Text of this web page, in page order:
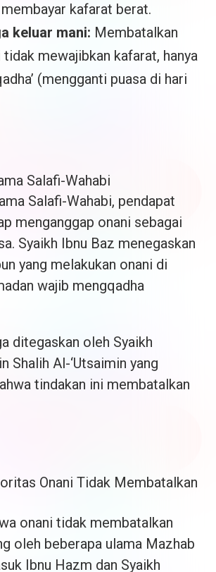
kafarat berat.
keluar mani: Membatalkan
mewajibkan kafarat, hanya
(mengganti puasa di hari
Salafi-Wahabi
Salafi-Wahabi, pendapat
menganggap onani sebagai
Syaikh Ibnu Baz menegaskan
yang melakukan onani di
wajib mengqadha
ditegaskan oleh Syaikh
Shalih Al-‘Utsaimin yang
tindakan ini membatalkan
Onani Tidak Membatalkan
onani tidak membatalkan
oleh beberapa ulama Mazhab
Ibnu Hazm dan Syaikh